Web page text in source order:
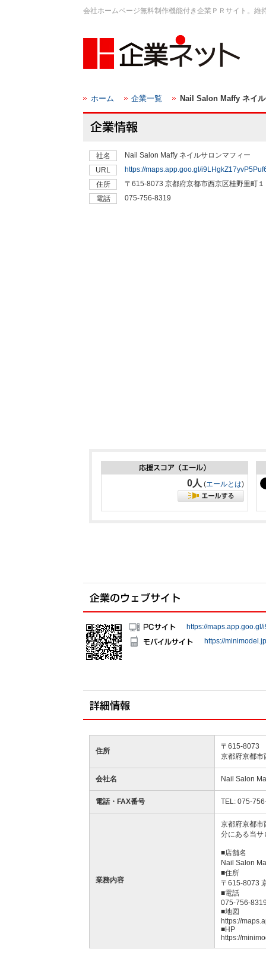
会社ホームページ無料制作機能付き企業ＰＲサイト。
ホーム 企業一覧 Nail Salon Maffy ネイ
社名
Nail Salon Maffy ネイルサロンマフィー
URL
https://maps.app.goo.gl/
住所
〒615-8073 京都府京都市西京区桂野里町
電話
075-756-8319
0人 (エールとは)
https://
https://
住所
〒615-8073
京都府京都市
会社名 Nail Salon
電話・FAX番号 TEL: 075-
業務内容
京都府京都市
分にある当サ
■店舗名
Nail Salon
■住所
〒615-8073
■電話
075-756-
■地図
https://
■HP
https://